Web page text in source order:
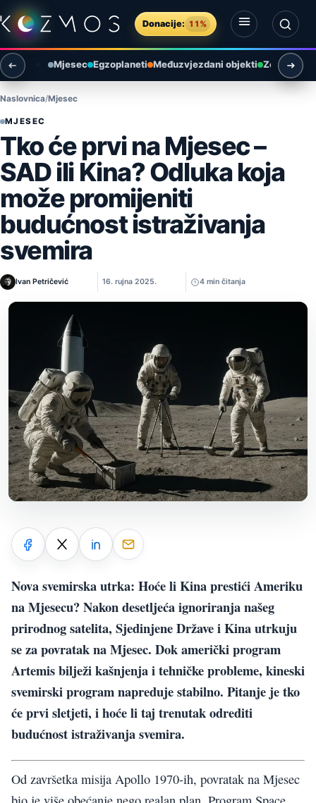
Preskoči na sadržaj
Donacije: 11%
Otvori izbornik
Otvori pretragu
Mjesec Egzoplaneti Međuzvjezdani objekti Zemlja i
Naslovnica Mjesec
MJESEC
Tko će prvi na Mjesec –
SAD ili Kina? Odluka koja
može promijeniti
budućnost istraživanja
svemira
Ivan Petričević 16. rujna 2025. 4 min čitanja
Nova svemirska utrka: Hoće li Kina prestići Ameriku
na Mjesecu? Nakon desetljeća ignoriranja našeg
prirodnog satelita, Sjedinjene Države i Kina utrkuju
se za povratak na Mjesec. Dok američki program
Artemis bilježi kašnjenja i tehničke probleme, kineski
svemirski program napreduje stabilno. Pitanje je tko
će prvi sletjeti, i hoće li taj trenutak odrediti
budućnost istraživanja svemira.
Od završetka misija Apollo 1970-ih, povratak na Mjesec